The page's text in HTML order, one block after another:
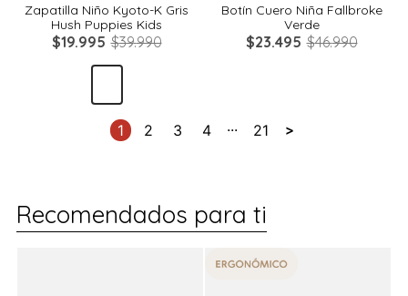
Zapatilla Niño Kyoto-K Gris
Hush Puppies Kids
$19.995 $39.990
Botín Cuero Niña Fallbroke
Verde
$23.495 $46.990
1 2 3 4 ... 21
Recomendados para ti